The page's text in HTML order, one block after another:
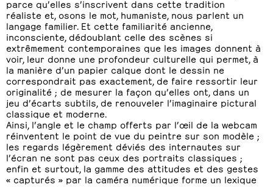
parce qu’elles s’inscrivent dans cette tradition
réaliste et, osons le mot, humaniste, nous parlent un
langage familier. Et cette familiarité ancienne,
inconsciente, dédoublant celle des scènes si
extrêmement contemporaines que les images donnent à
voir, leur donne une profondeur culturelle qui permet, à
la manière d’un papier calque dont le dessin ne
correspondrait pas exactement, de faire ressortir leur
originalité ; de mesurer la façon qu’elles ont, dans un
jeu d’écarts subtils, de renouveler l’imaginaire pictural
classique et moderne.
Ainsi, l’angle et le champ offerts par l’œil de la webcam
réinventent le point de vue du peintre sur son modèle ;
les regards légèrement déviés des internautes sur
l’écran ne sont pas ceux des portraits classiques ;
enfin et surtout, la gamme des attitudes et des gestes
« capturés » par la caméra numérique forme un lexique